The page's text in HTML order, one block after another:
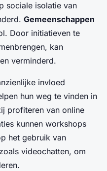
sociale isolatie van
Gemeenschappen
Door initiatieven te
kan
verminderd.
invloed
hun weg te vinden in
profiteren van online
kunnen workshops
het gebruik van
videochatten, om